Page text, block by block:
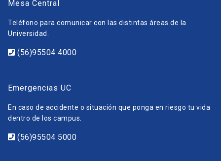
Mesa Central
Teléfono para comunicar con las distintas áreas de la
Universidad.
(56)95504 4000
Emergencias UC
En caso de accidente o situación que ponga en riesgo tu vida
dentro de los campus.
(56)95504 5000